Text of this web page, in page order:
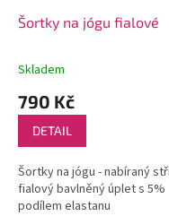
Šortky na jógu fialové
Skladem
790 Kč
DETAIL
Šortky na jógu - nabíraný
fialový bavlněný úplet s 5%
podílem elastanu